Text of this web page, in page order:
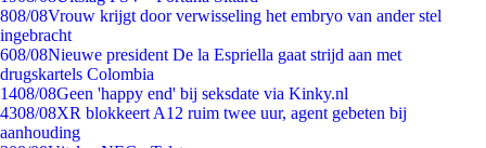
808/08Vrouw krijgt door verwisseling het embryo van ander stel
ingebracht
608/08Nieuwe president De la Espriella gaat strijd aan met
drugskartels Colombia
1408/08Geen 'happy end' bij seksdate via Kinky.nl
4308/08XR blokkeert A12 ruim twee uur, agent gebeten bij
aanhouding